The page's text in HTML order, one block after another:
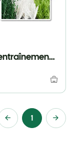
Demi-terrain de football Zone d’entraînement Gazon non rempli
1